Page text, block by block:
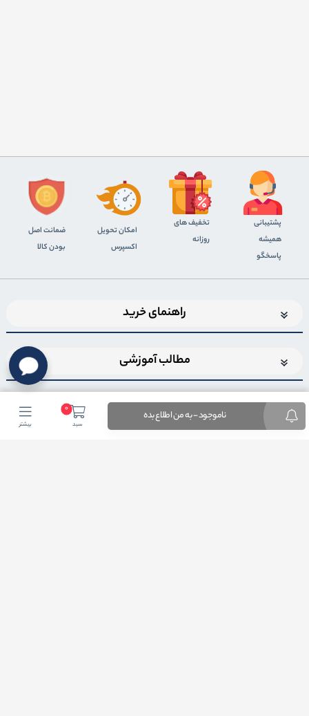
ناموجود - به من اطلاع بده 0
سبد بیشتر
پشتیبانی
همیشه
پاسخگو
تخفیف های
روزانه
اﻣﮑﺎن ﺗﺤﻮﯾﻞ
اﮐﺴﭙﺮس
ضمانت اصل
بودن کالا
راهنمای خرید
مطالب آموزشی